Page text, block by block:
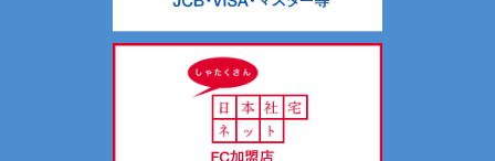
入居申込書等、契約書面に記載の上、提供します。
（４）提供を受ける者の組織の種類、属性
不動産の賃貸仲介・売買仲介における相手方